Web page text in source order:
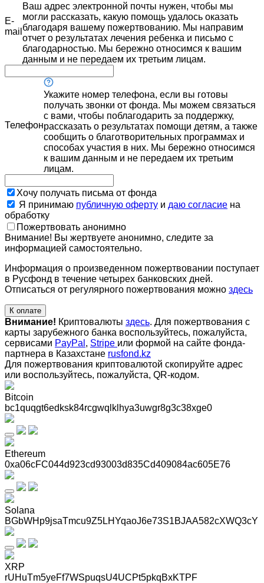
E-
mail
Ваш адрес электронной почты нужен, чтобы мы
могли рассказать, какую помощь удалось оказать
благодаря вашему пожертвованию. Мы направим
отчет о результатах лечения ребенка и письмо с
благодарностью. Мы бережно относимся к вашим
данным и не передаем их третьим лицам.
Телефон
Укажите номер телефона, если вы готовы
получать звонки от фонда. Мы можем связаться
с вами, чтобы поблагодарить за поддержку,
рассказать о результатах помощи детям, а также
сообщить о благотворительных программах и
способах участия в них. Мы бережно относимся
к вашим данным и не передаем их третьим
лицам.
Хочу получать письма от фонда
Я принимаю публичную оферту и даю согласие на
обработку
Пожертвовать анонимно
Внимание! Вы жертвуете анонимно, следите за
информацией самостоятельно.
Информация о произведенном пожертвовании поступает
в Русфонд в течение четырех банковских дней.
Отписаться от регулярного пожертвования можно здесь
К оплате
Внимание! Криптовалюты здесь. Для пожертвования с
карты зарубежного банка воспользуйтесь, пожалуйста,
сервисами PayPal , Stripe или формой на сайте фонда-
партнера в Казахстане rusfond.kz
Для пожертвования криптовалютой скопируйте адрес
или воспользуйтесь, пожалуйста, QR-кодом.
Bitcoin
bc1quqgt6edksk84rcgwqlklhya3uwgr8g3c38xge0
Ethereum
0xa06cFC044d923cd93003d835Cd409084ac605E76
Solana
BGbWHp9jsaTmcu9Z5LHYqaoJ6e73S1BJAA582cXWQ3cY
XRP
rUHuTm5yeFf7WSpuqsU4UCPt5pkqBxKTPF